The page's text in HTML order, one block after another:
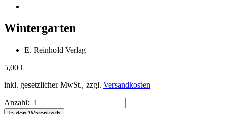
Wintergarten
E. Reinhold Verlag
5,00 €
inkl. gesetzlicher MwSt., zzgl. Versandkosten
Anzahl: